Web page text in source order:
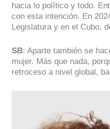
hacia lo político y todo.
con esta intención. En
Legislatura y en el Cubo,
SB: Aparte también se
mujer. Más que nada,
retroceso a nivel global,